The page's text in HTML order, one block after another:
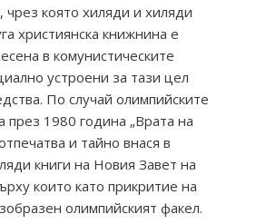
чрез която хиляди и хиляди
християнска книжнина е
в комунистическите
устроени за тази цел
По случай олимпийските
през 1980 година „Врата на
и тайно внася в
книги на Новия Завет на
които като прикритие на
олимпийският факел.